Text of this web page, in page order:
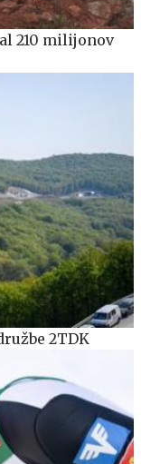
210 milijonov
2TDK